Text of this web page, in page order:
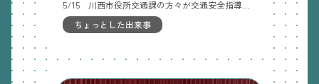
ちょっとした出来事